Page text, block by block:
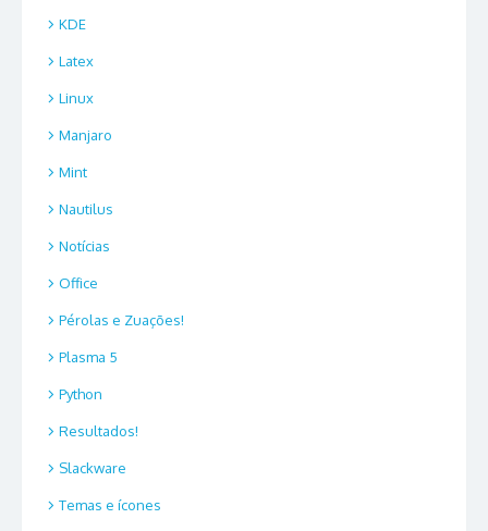
KDE
Latex
Linux
Manjaro
Mint
Nautilus
Notícias
Office
Pérolas e Zuações!
Plasma 5
Python
Resultados!
Slackware
Temas e ícones